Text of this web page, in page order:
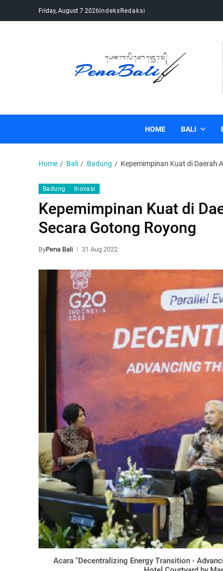
Friday, August 7 2026IndeksRedaksi
HOME BALI
Home Bali Badung Kepemimpinan Kuat di Daerah
Badung Inovasi
Kepemimpinan Kuat di
Secara Gotong Royong
ByPena Bali 31 Aug 2022
Acara "Decentralizing Energy Transition -